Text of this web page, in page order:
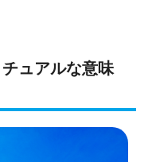
ュアルな意味